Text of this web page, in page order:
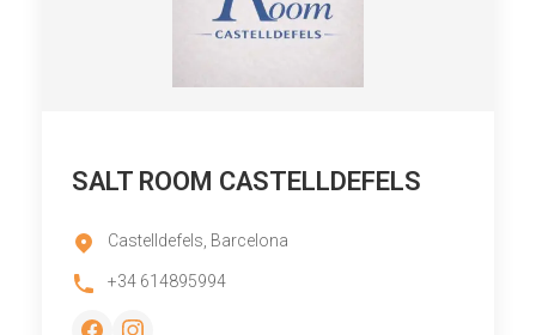
SALT ROOM CASTELLDEFELS
Castelldefels, Barcelona
+34 614895994